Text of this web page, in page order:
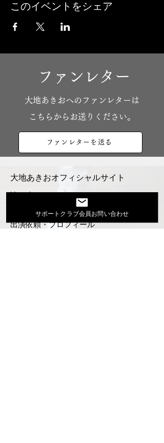
このイベントをシェア
ファンレター
​大地あきおへのファンレターは
こちらからお送りください。
ファンレターを送る
大地あきおオフィシャルサイト
Youtube
出演依頼・プロフィール
サポートクラブ会員お問い合わせ